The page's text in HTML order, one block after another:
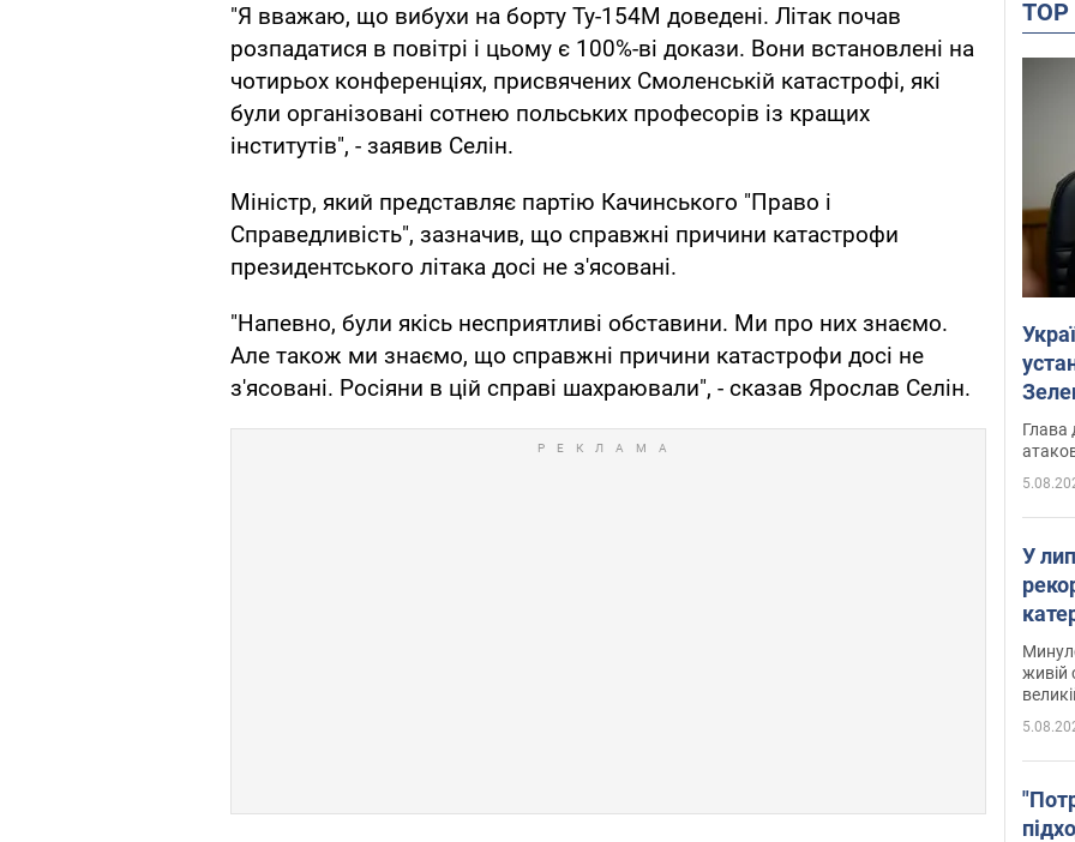
"Я вважаю, що вибухи на борту Ту-154М доведені. Літак почав
розпадатися в повітрі і цьому є 100%-ві докази. Вони встановлені на
чотирьох конференціях, присвячених Смоленській катастрофі, які
були організовані сотнею польських професорів із кращих
інститутів", - заявив Селін.
Міністр, який представляє партію Качинського "Право і
Справедливість", зазначив, що справжні причини катастрофи
президентського літака досі не з'ясовані.
"Напевно, були якісь несприятливі обставини. Ми про них знаємо.
Але також ми знаємо, що справжні причини катастрофи досі не
з'ясовані. Росіяни в цій справі шахраювали", - сказав Ярослав Селін.
Глава
У
живій